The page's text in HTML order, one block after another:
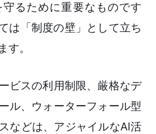
るために重要なものです
は「制度の壁」として立ち
す。
ビスの利用制限、厳格なデ
ル、ウォーターフォール型
などは、アジャイルなAI活